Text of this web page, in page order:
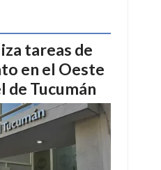
tareas de
en el Oeste
de Tucumán